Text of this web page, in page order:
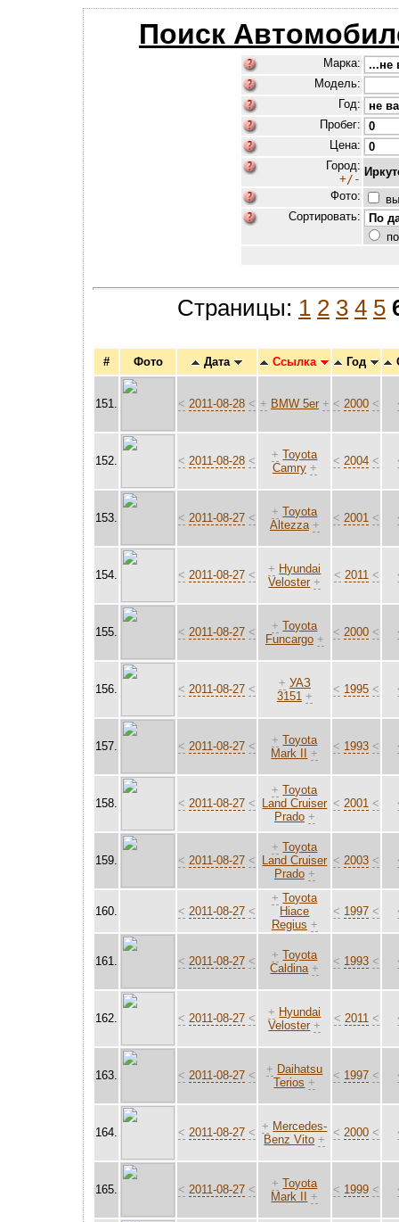
Поиск
Марка:
Модель:
Год:
Пробег:
Цена:
Город:
+/-
Фото:
Сортировать:
Страницы: 1 2 3 4 5
# Фото Дата Ссылка Год
151. < 2011-08-28 < + BMW 5er + < 2000 <
152. < 2011-08-28 < + Toyota
Camry +
< 2004 <
153. < 2011-08-27 < + Toyota
Altezza +
< 2001 <
154. < 2011-08-27 < + Hyundai
Veloster +
< 2011 <
155. < 2011-08-27 < + Toyota
Funcargo +
< 2000 <
156. < 2011-08-27 < + УАЗ
3151 +
< 1995 <
157. < 2011-08-27 < + Toyota
Mark II
+
< 1993 <
158. < 2011-08-27 <
+ Toyota
Land Cruiser
Prado +
< 2001 <
159. < 2011-08-27 <
+ Toyota
Land Cruiser
Prado +
< 2003 <
160. < 2011-08-27 <
+ Toyota
Hiace
Regius +
< 1997 <
161. < 2011-08-27 < + Toyota
Caldina +
< 1993 <
162. < 2011-08-27 < + Hyundai
Veloster +
< 2011 <
163. < 2011-08-27 < + Daihatsu
Terios +
< 1997 <
164. < 2011-08-27 < + Mercedes-
Benz Vito +
< 2000 <
165. < 2011-08-27 < + Toyota
Mark II
+
< 1999 <